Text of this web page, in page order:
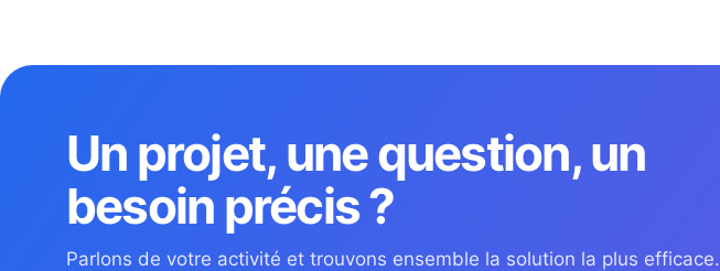
Un projet, une question, un
besoin précis ?
Parlons de votre activité et trouvons ensemble la solution la plus efficace.